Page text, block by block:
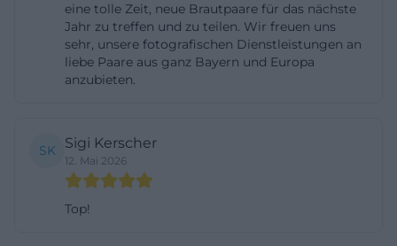
ein Servicebereich, sondern einer der wichtigsten
Conversion-Treiber der gesamten Location-Seite.
Deshalb sollten Veranstaltungstitel, Termindruck
(https://www.deggendorfer-
stadthallen.de/index.php?
anr=1285&nr=4&unnr=113&utm_source=openai))
Parken und Anfahrt zur Stadthallen Deggendorf
eine tolle Zeit, neue Brautpaare für das nächste
Jahr zu treffen und zu teilen. Wir freuen uns
sehr, unsere fotografischen Dienstleistungen an
liebe Paare aus ganz Bayern und Europa
anzubieten.
SK Sigi Kerscher
12. Mai 2026
Top!